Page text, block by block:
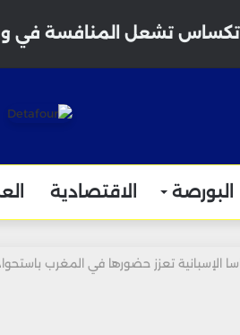
البورصة الاقتصادية
الإسبانية تعزز حضورها في المغرب